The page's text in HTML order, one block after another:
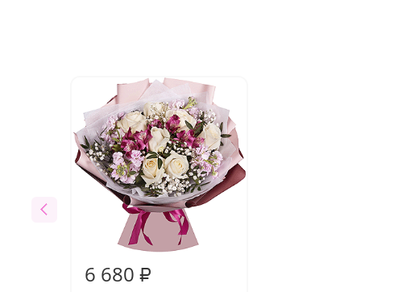
6 680 ₽